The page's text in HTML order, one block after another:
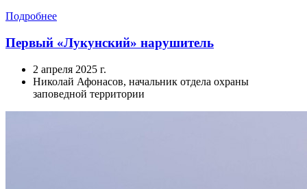
Подробнее
Первый «Лукунский» нарушитель
2 апреля 2025 г.
Николай Афонасов, начальник отдела охраны
заповедной территории